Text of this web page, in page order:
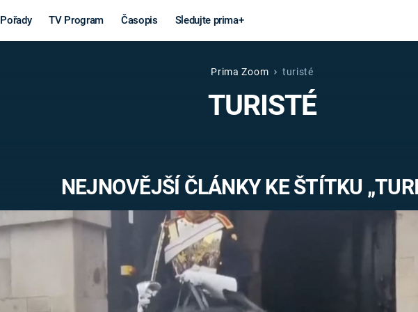
Pořady TV Program Časopis Sledujte prima+
STAROVĚKÝ EGYPT
Věda a
technika
MARS
VÁLEČNÉ
Záhady a
Prima Zoom turisté
TURISTÉ
NEJNOVĚJŠÍ ČLÁNKY KE ŠTÍTKU